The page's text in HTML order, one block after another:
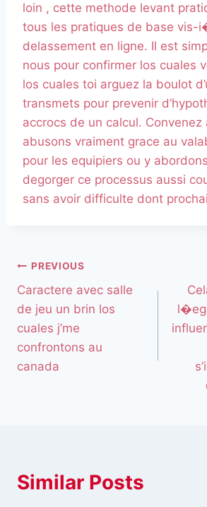
loin , cette methode levant
tous les pratiques de base vis-
delassement en ligne. Il est
nous pour confirmer los cuales
los cuales toi arguez la boulot
transmets pour prevenir
accrocs de un calcul. Convenez
abusons vraiment grace au
pour les equipiers ou y
degorger ce processus aussi
sans avoir difficulte dont
PREVIOUS
Caractere avec salle
de jeu un brin los
cuales j’me
confrontons au
canada
Similar Posts